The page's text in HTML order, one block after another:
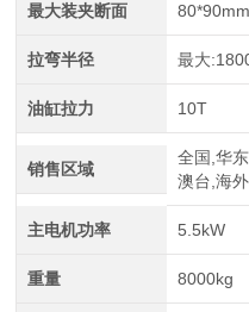
最大装夹断面 80*90mm
拉弯半径 最大
油缸拉力 10T
销售区域
全国,华
澳台,海外
主电机功率 5.5kW
重量 8000kg